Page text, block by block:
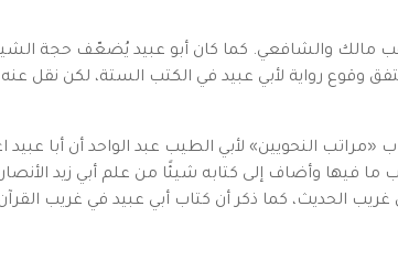
مالك والشافعي. كما كان أبو عبيد يُضعّف حجة
وقوع رواية لأبي عبيد في الكتب الستة، لكن نقل
النحويين» لأبي الطيب عبد الواحد أن أبا
وأضاف إلى كتابه شيئًا من علم أبي زيد
الحديث، كما ذكر أن كتاب أبي عبيد في غريب